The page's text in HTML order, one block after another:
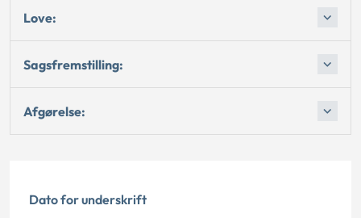
Love:
Sagsfremstilling:
Afgørelse:
Dato for underskrift